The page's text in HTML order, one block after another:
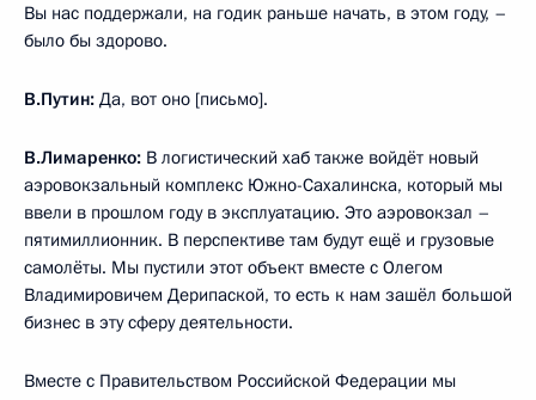
Вы нас поддержали, на годик раньше начать, в этом году, –
было бы здорово.
В.Путин: Да, вот оно [письмо].
В.Лимаренко: В логистический хаб также войдёт новый
аэровокзальный комплекс Южно-Сахалинска, который мы
ввели в прошлом году в эксплуатацию. Это аэровокзал –
пятимиллионник. В перспективе там будут ещё и грузовые
самолёты. Мы пустили этот объект вместе с Олегом
Владимировичем Дерипаской, то есть к нам зашёл большой
бизнес в эту сферу деятельности.
Вместе с Правительством Российской Федерации мы